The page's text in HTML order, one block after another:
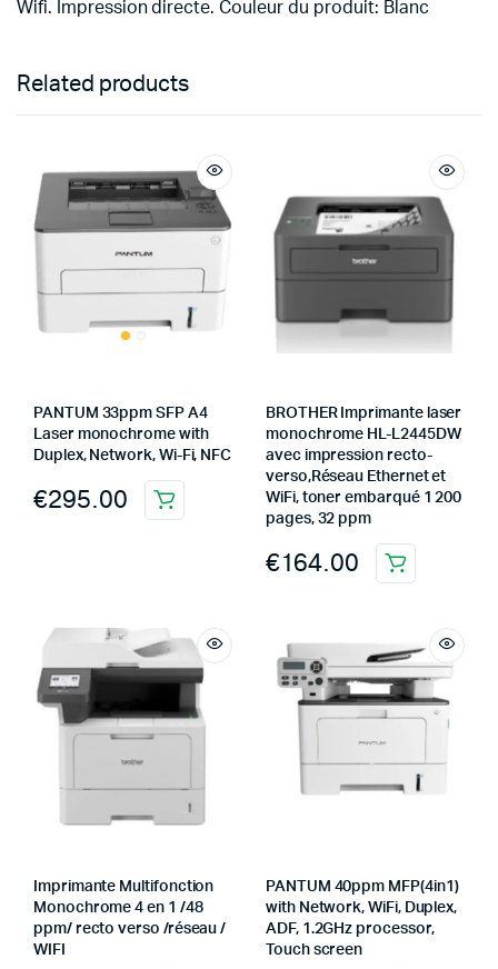
Wifi. Impression directe. Couleur du produit: Blanc
Related products
PANTUM 33ppm SFP A4
Laser monochrome with
Duplex, Network, Wi-Fi, NFC
€295.00
BROTHER Imprimante laser
monochrome HL-L2445DW
avec impression recto-
verso,Réseau Ethernet et
WiFi, toner embarqué 1 200
pages, 32 ppm
€164.00
Imprimante Multifonction
Monochrome 4 en 1 /48
ppm/ recto verso /réseau /
WIFI
PANTUM 40ppm MFP(4in1)
with Network, WiFi, Duplex,
ADF, 1.2GHz processor,
Touch screen